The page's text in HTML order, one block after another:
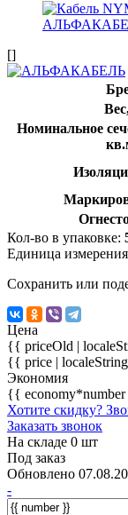
[]
Номинальное
Кол-во в упаковке:
Единица
Сохранить или
Цена
{{ priceOld |
{{ price |
Экономия
{{
Хотите скидку?
Заказать звонок
На складе 0 шт
Под заказ
Обновлено
-